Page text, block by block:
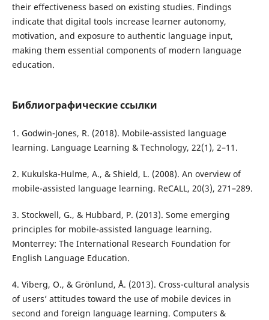
their effectiveness based on existing studies. Findings
indicate that digital tools increase learner autonomy,
motivation, and exposure to authentic language input,
making them essential components of modern language
education.
Библиографические ссылки
1. Godwin-Jones, R. (2018). Mobile-assisted language
learning. Language Learning & Technology, 22(1), 2–11.
2. Kukulska-Hulme, A., & Shield, L. (2008). An overview of
mobile-assisted language learning. ReCALL, 20(3), 271–289.
3. Stockwell, G., & Hubbard, P. (2013). Some emerging
principles for mobile-assisted language learning.
Monterrey: The International Research Foundation for
English Language Education.
4. Viberg, O., & Grönlund, Å. (2013). Cross-cultural analysis
of users’ attitudes toward the use of mobile devices in
second and foreign language learning. Computers &